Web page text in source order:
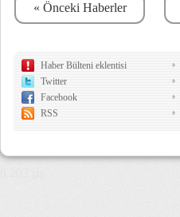
« Önceki Haberler
Haber Bülteni eklentisi
Twitter
Facebook
RSS